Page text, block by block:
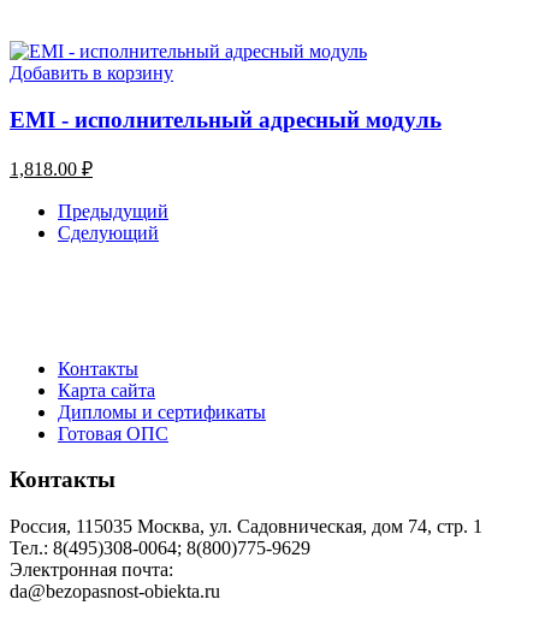
Добавить в корзину
EMI - исполнительный адресный модуль
1,818.00 ₽
Предыдущий
Сделующий
Контакты
Карта сайта
Дипломы и сертификаты
Готовая ОПС
Контакты
Россия, 115035 Москва, ул. Садовническая, дом 74, стр. 1
Тел.: 8(495)308-0064; 8(800)775-9629
Электронная почта:
da@bezopasnost-obiekta.ru